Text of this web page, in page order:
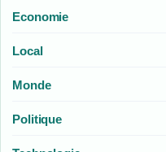
Economie
Local
Monde
Politique